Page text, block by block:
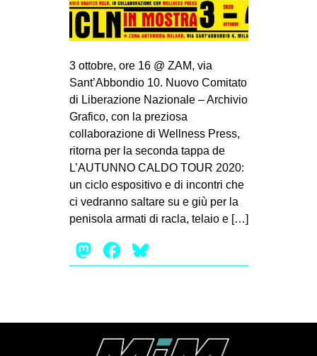
ZAM
MOBILITAZIONI
SPAZI
SPORT POPOLARE
MOVIMENTI
AMBIENTE
ANTIFASCISMO
DIRITTO ALL’ABITARE
GENERI
MIGRAZIONI
STUDENTI
3 ottobre, ore 16 @ ZAM, via
Sant’Abbondio 10. Nuovo Comitato
di Liberazione Nazionale – Archivio
Grafico, con la preziosa
collaborazione di Wellness Press,
ritorna per la seconda tappa de
L’AUTUNNO CALDO TOUR 2020:
un ciclo espositivo e di incontri che
ci vedranno saltare su e giù per la
penisola armati di racla, telaio e […]
Mastodon
Facebook